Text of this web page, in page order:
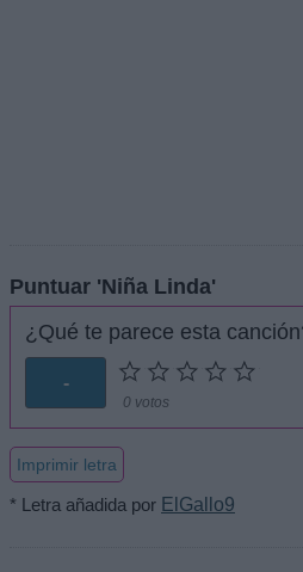
Puntuar 'Niña Linda'
¿Qué te parece esta
-
0 votos
Imprimir letra
* Letra añadida por ElGallo9